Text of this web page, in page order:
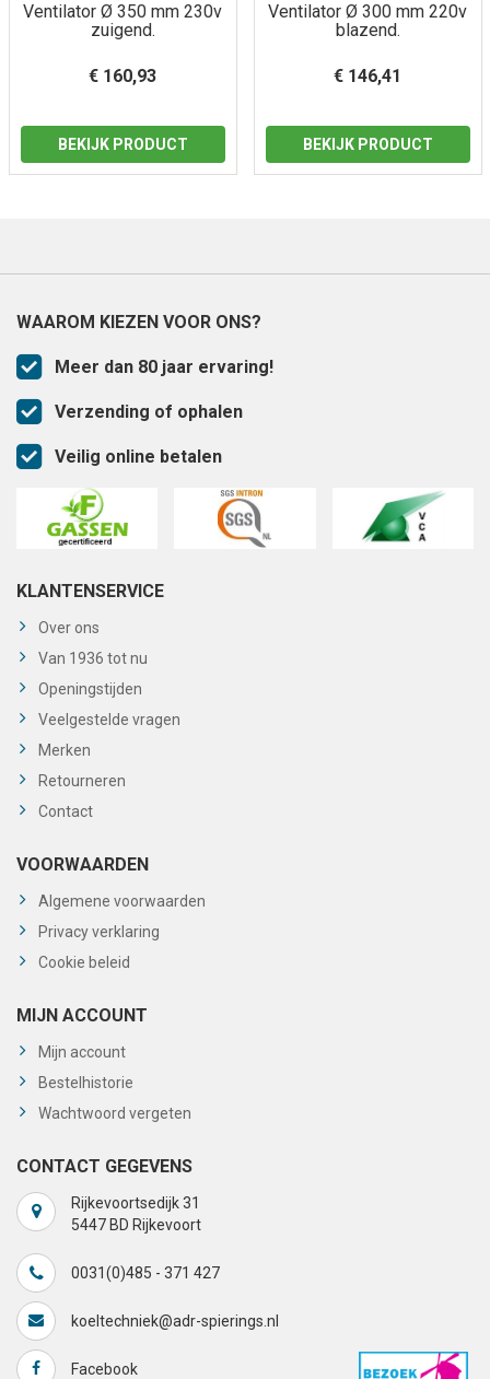
Ventilator Ø 350 mm 230v
zuigend.
€ 160,93
BEKIJK PRODUCT
Ventilator Ø 300 mm 220v
blazend.
€ 146,41
BEKIJK PRODUCT
WAAROM KIEZEN VOOR ONS?
Meer dan 80 jaar ervaring!
Verzending of ophalen
Veilig online betalen
KLANTENSERVICE
Over ons
Van 1936 tot nu
Openingstijden
Veelgestelde vragen
Merken
Retourneren
Contact
VOORWAARDEN
Algemene voorwaarden
Privacy verklaring
Cookie beleid
MIJN ACCOUNT
Mijn account
Bestelhistorie
Wachtwoord vergeten
CONTACT GEGEVENS
Rijkevoortsedijk 31
5447 BD Rijkevoort
0031(0)485 - 371 427
koeltechniek@adr-spierings.nl
Facebook